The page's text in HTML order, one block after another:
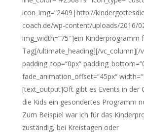
icon_img=“2409|http://
coach.de/wp-content/uploads/2016/
img_width=“75″]ein Kinderprogramm
Tag[/ultimate_heading][/vc_column][/
padding_top=“0px“
fade_animation_offset=“45px“
[text_output]Oft gibt es Events in der
die Kids ein gesondertes Programm
Zum Beispiel war ich für das
zuständig, bei Kreistagen oder